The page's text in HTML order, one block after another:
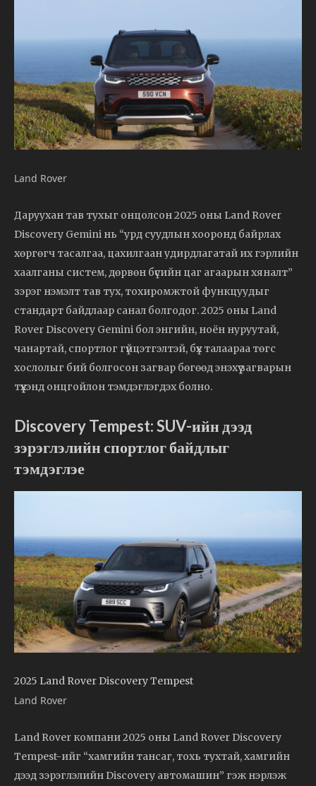
Land Rover
Даруухан тав тухыг онцолсон 2025 оны Land Rover
Discovery Gemini нь “урд суудлын хооронд байрлах
хөргөгч тасалгаа, цахилгаан удирдлагатай их гэрлийн
хаалганы систем, дөрвөн бүсийн цаг агаарын хяналт”
зэрэг нэмэлт тав тух, тохиромжтой функцуудыг
стандарт байдлаар санал болгодог. 2025 оны Land
Rover Discovery Gemini бол энгийн, ноён нуруутай,
чанартай, спортлог гүйцэтгэлтэй, бүх талаараа төгс
хослолыг бий болгосон загвар бөгөөд энэхүү загварын
түүхэнд онцгойлон тэмдэглэгдэх болно.
Discovery Tempest: SUV-ийн дээд
зэрэглэлийн спортлог байдлыг
тэмдэглэе
2025 Land Rover Discovery Tempest
Land Rover
Land Rover компани 2025 оны Land Rover Discovery
Tempest-ийг “хамгийн тансаг, тохь тухтай, хамгийн
дээд зэрэглэлийн Discovery автомашин” гэж нэрлэж